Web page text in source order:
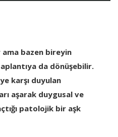
bazen bireyin
da dönüşebilir.
karşı duyulan
aşarak duygusal ve
patolojik bir aşk